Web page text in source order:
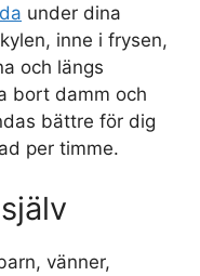
under dina
inne i frysen,
och längs
bort damm och
bättre för dig
per timme.
vänner,